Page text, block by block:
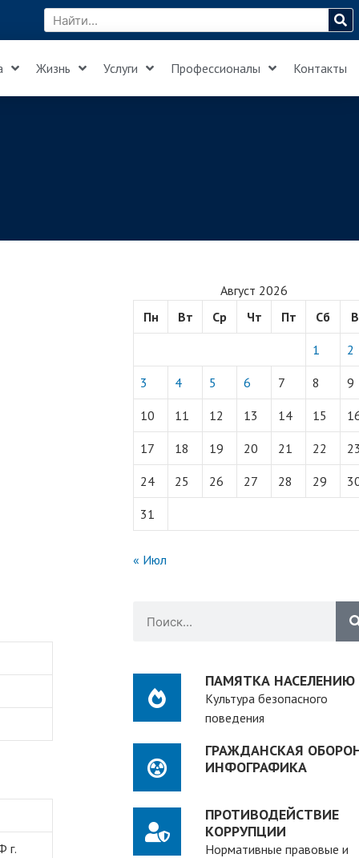
Жизнь Услуги Профессионалы Контакты
г.
Август 2026
Пн
Вт Ср Чт Пт Сб
1 2
3 4 5 6 7 8 9
10 11 12 13 14 15
17 18 19 20 21 22
24 25 26 27 28 29
31
« Июл
ПАМЯТКА НАСЕЛЕНИЮ
Культура безопасного
поведения
ГРАЖДАНСКАЯ
ИНФОГРАФИКА
ПРОТИВОДЕЙСТВИЕ
КОРРУПЦИИ
Нормативные правовые и